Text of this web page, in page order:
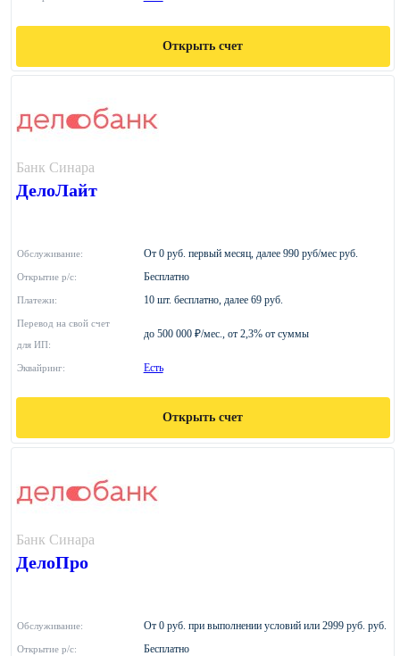
Открыть счет
Банк Синара
ДелоЛайт
Обслуживание: От 0 руб. первый месяц, далее 990 руб/мес руб.
Открытие р/с: Бесплатно
Платежи: 10 шт. бесплатно, далее 69 руб.
Перевод на свой счет
для ИП:
до 500 000 ₽/мес., от 2,3% от суммы
Эквайринг: Есть
Открыть счет
Банк Синара
ДелоПро
Обслуживание: От 0 руб. при выполнении условий или 2999 руб. руб.
Открытие р/с: Бесплатно